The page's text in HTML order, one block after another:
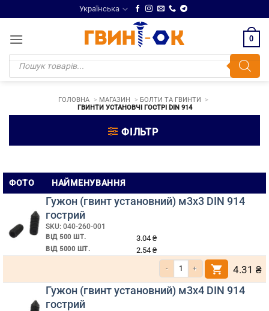
to
content
Українська
0
Products
search
ГОЛОВНА МАГАЗИН
БОЛТИ ТА ГВИНТИ
ГВИНТИ УСТАНОВЧІ ГОСТРІ DIN 914
ФІЛЬТР
Гвинти
установчі
гострі
DIN
ФОТО НАЙМЕНУВАННЯ
Гужон (гвинт установний) м3х3 DIN 914
гострий
SKU: 040-260-001
ВІД 500 ШТ. 3.04 ₴
ВІД 5000 ШТ. 2.54 ₴
Кількість Гужон (гвинт
4.31 ₴
Гужон (гвинт установний) м3х4 DIN 914
гострий